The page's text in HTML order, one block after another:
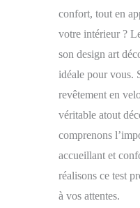
confort, tout en
votre intérieur ?
son design art
idéale pour vous.
revêtement en
véritable atout
comprenons
accueillant et
réalisons ce test
à vos attentes.